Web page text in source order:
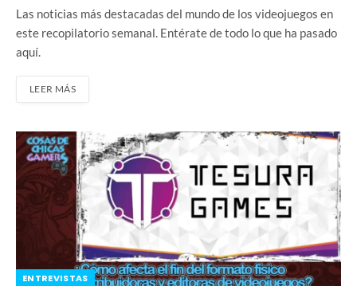
Las noticias más destacadas del mundo de los videojuegos en
este recopilatorio semanal. Entérate de todo lo que ha pasado
aquí.
LEER MÁS
ENTREVISTAS